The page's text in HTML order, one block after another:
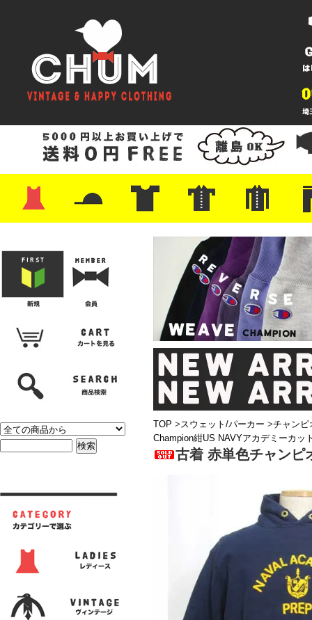
・レザーシューズ/スニーカー
・プリントTシャツ
・バンド/ツアー
・キャラクター
・Nike/adidas/スポーツ
・チャンピオン
・サーフ/スケート
・ボーダー/総柄/無地
・フットボール/リンガー
・タンクトップ/NBA・ポロシャツ
・半袖シャツ
・アロハ/サーフ/ボーリング
・ラルフ/ブランド
・無地/チェック/ストラ
・ワーク/ミリタリー/ウ
・ネル/ウール ・ショ
・アウ
・ジー
・
・ミリ
・コー
・コッ
・オー
・ジャ
ン
TOP >スウェット/パーカー >チャンピ
Champion紺US NAVYアカデミーカッ
古着 赤単色チャンピ